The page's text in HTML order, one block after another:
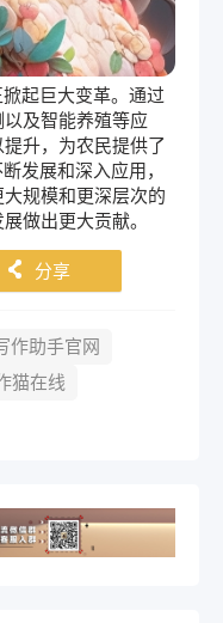
起巨大变革。通过
及智能养殖等应
升，为农民提供了
发展和深入应用，
规模和更深层次的
做出更大贡献。
󰄯 分享
作助手官网
猫在线